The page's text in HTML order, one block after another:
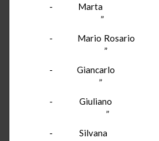
- Marta
”
- Mario Rosario
”
- Giancarlo
”
- Giuliano
”
- Silvana